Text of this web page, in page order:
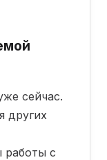
сейчас.
других
работы с